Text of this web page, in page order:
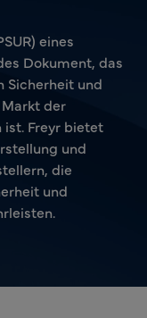
eines
Dokument, das
Sicherheit und
der
ist. Freyr bietet
und
die
und